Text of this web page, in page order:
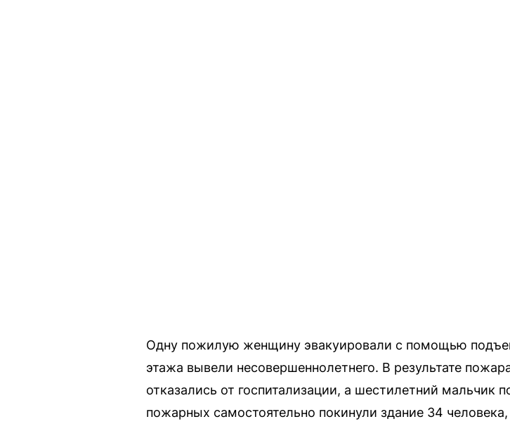
Одну пожилую женщину эвакуировали с помощью
этажа вывели несовершеннолетнего. В результате
отказались от госпитализации, а шестилетний
пожарных самостоятельно покинули здание 34